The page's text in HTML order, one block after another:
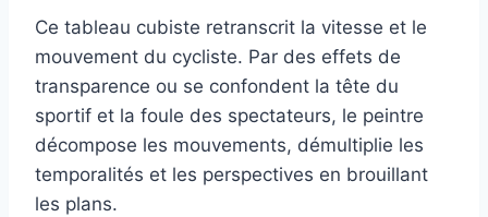
Ce tableau cubiste retranscrit la vitesse et le
mouvement du cycliste. Par des effets de
transparence ou se confondent la tête du
sportif et la foule des spectateurs, le peintre
décompose les mouvements, démultiplie les
temporalités et les perspectives en brouillant
les plans.